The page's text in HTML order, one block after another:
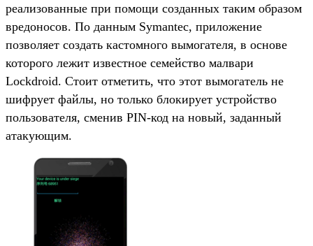
реализованные при помощи созданных таким образом
вредоносов. По данным Symantec, приложение
позволяет создать кастомного вымогателя, в основе
которого лежит известное семейство малвари
Lockdroid. Стоит отметить, что этот вымогатель не
шифрует файлы, но только блокирует устройство
пользователя, сменив PIN-код на новый, заданный
атакующим.